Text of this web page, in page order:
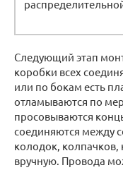
Следующий этап
коробки всех
или по бокам есть
отламываются по
просовываются
соединяются между
колодок,
вручную. Провода